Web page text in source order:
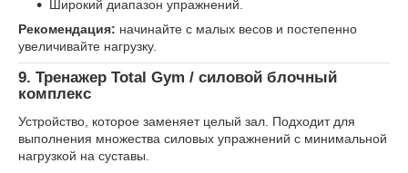
Широкий диапазон упражнений.
Рекомендация: начинайте с малых весов и постепенно
увеличивайте нагрузку.
9. Тренажер Total Gym / силовой блочный
комплекс
Устройство, которое заменяет целый зал. Подходит для
выполнения множества силовых упражнений с минимальной
нагрузкой на суставы.